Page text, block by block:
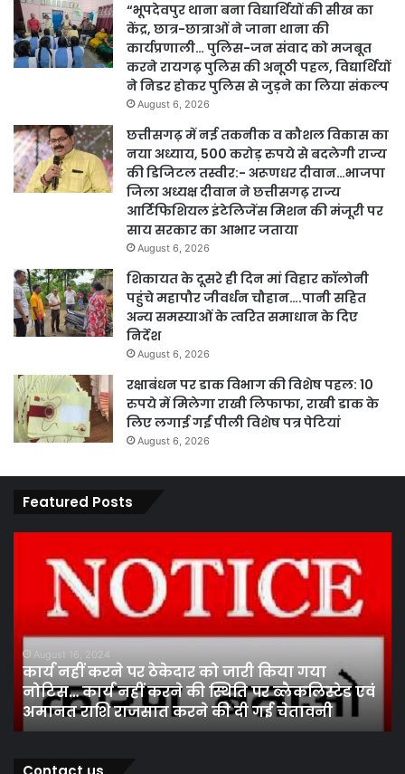
“भूपदेवपुर थाना बना विद्यार्थियों की सीख का
केंद्र, छात्र-छात्राओं ने जाना थाना की
कार्यप्रणाली… पुलिस-जन संवाद को मजबूत
करने रायगढ़ पुलिस की अनूठी पहल, विद्यार्थियों
ने निडर होकर पुलिस से जुड़ने का लिया संकल्प
August 6, 2026
छत्तीसगढ़ में नई तकनीक व कौशल विकास का
नया अध्याय, 500 करोड़ रुपये से बदलेगी राज्य
की डिजिटल तस्वीर:- अरूणधर दीवान…भाजपा
जिला अध्यक्ष दीवान ने छत्तीसगढ़ राज्य
आर्टिफिशियल इंटेलिजेंस मिशन की मंजूरी पर
साय सरकार का आभार जताया
August 6, 2026
शिकायत के दूसरे ही दिन मां विहार कॉलोनी
पहुंचे महापौर जीवर्धन चौहान….पानी सहित
अन्य समस्याओं के त्वरित समाधान के दिए
निर्देश
August 6, 2026
रक्षाबंधन पर डाक विभाग की विशेष पहल: 10
रुपये में मिलेगा राखी लिफाफा, राखी डाक के
लिए लगाई गईं पीली विशेष पत्र पेटियां
August 6, 2026
Featured Posts
ठेकेदार
को
जारी
किया
गया
नोटिस…
कार्य
करने
August 16, 2024
कार्य नहीं करने पर ठेकेदार को जारी किया गया
नोटिस… कार्य नहीं करने की स्थिति पर ब्लैकलिस्टेड एवं
अमानत राशि राजसात करने की दी गई चेतावनी
ने